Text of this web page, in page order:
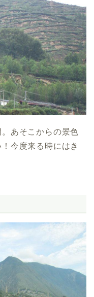
あそこからの景色
今度来る時にはき